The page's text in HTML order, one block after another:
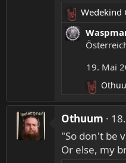
R
e
a
n
e
n
:
Wedekind
19. Mai
R
e
k
t
i
Othuum
"So don't be
Or else, my